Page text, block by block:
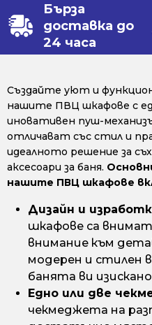
Бърза
доставка до
24 часа
Създайте уют и
нашите ПВЦ шкафове с
иновативен пуш-
отличават със стил и
идеалното решение за
аксесоари за баня.
нашите ПВЦ шкафове
Дизайн и
шкафове са
внимание към
модерен и стилен
банята ви
Едно или две
чекмеджета на